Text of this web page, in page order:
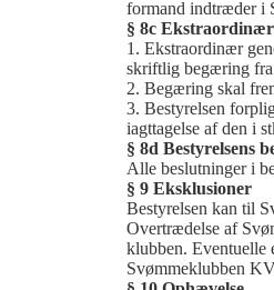
formand indtræder i
§ 8c
1. Ekstraordinær
skriftlig begæring fra
2. Begæring skal
3. Bestyrelsen
iagttagelse af den i
§ 8d Bestyrelsens
Alle beslutninger i
§ 9 Eksklusioner
Bestyrelsen kan til
Overtrædelse af
klubben. Eventuelle
Svømmeklubben